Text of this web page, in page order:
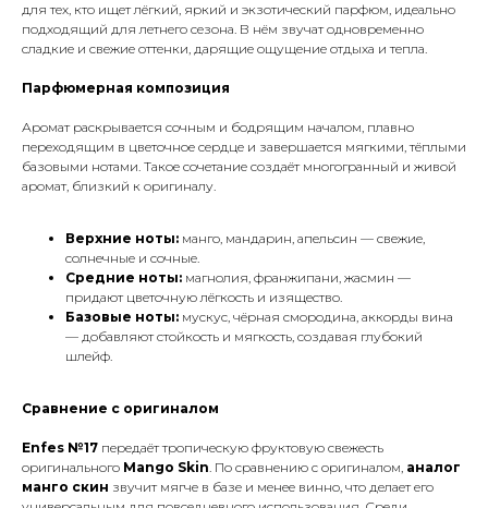
для тех, кто ищет лёгкий, яркий и экзотический парфюм, идеально
подходящий для летнего сезона. В нём звучат одновременно
сладкие и свежие оттенки, дарящие ощущение отдыха и тепла.
Парфюмерная композиция
Аромат раскрывается сочным и бодрящим началом, плавно
переходящим в цветочное сердце и завершается мягкими, тёплыми
базовыми нотами. Такое сочетание создаёт многогранный и живой
аромат, близкий к оригиналу.
Верхние ноты: манго, мандарин, апельсин — свежие,
солнечные и сочные.
Средние ноты: магнолия, франжипани, жасмин —
придают цветочную лёгкость и изящество.
Базовые ноты: мускус, чёрная смородина, аккорды вина
— добавляют стойкость и мягкость, создавая глубокий
шлейф.
Сравнение с оригиналом
Enfes №17 передаёт тропическую фруктовую свежесть
оригинального Mango Skin. По сравнению с оригиналом, аналог
манго скин звучит мягче в базе и менее винно, что делает его